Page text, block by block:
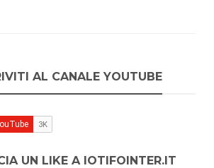
AL CANALE YOUTUBE
UN LIKE A IOTIFOINTER.IT